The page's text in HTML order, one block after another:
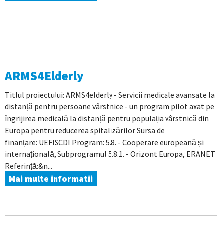
ARMS4Elderly
Titlul proiectului: ARMS4elderly - Servicii medicale avansate la
distanță pentru persoane vârstnice - un program pilot axat pe
îngrijirea medicală la distanță pentru populația vârstnică din
Europa pentru reducerea spitalizărilor Sursa de
finanțare: UEFISCDI Program: 5.8. - Cooperare europeană și
internațională, Subprogramul 5.8.1. - Orizont Europa, ERANET
Referință:&n...
Mai multe informatii